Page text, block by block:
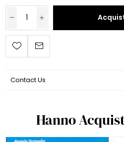
Contact Us
Hanno